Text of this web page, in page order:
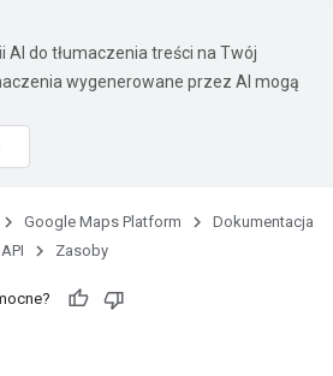
AI do tłumaczenia treści na Twój
wygenerowane przez AI mogą
Google Maps Platform
Dokumentacja
Zasoby